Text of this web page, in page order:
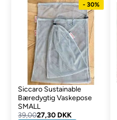
- 30%
Siccaro Sustainable
Bæredygtig Vaskepose
SMALL
39,0027,30 DKK